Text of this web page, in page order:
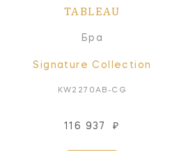
TABLEAU
Бра
Signature Collection
KW2270AB-CG
116 937 ₽